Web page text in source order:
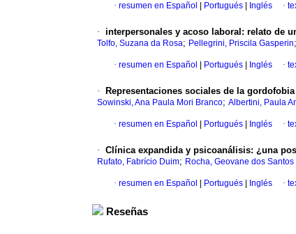
· resumen en Español Portugués Inglés ·
· interpersonales y acoso laboral: relato de
Tolfo, Suzana da Rosa; Pellegrini, Priscila Gasperin;
· resumen en Español Portugués Inglés ·
· Representaciones sociales de la
Sowinski, Ana Paula Mori Branco; Albertini, Paula
· resumen en Español Portugués Inglés ·
· Clínica expandida y psicoanálisis: ¿una
Rufato, Fabrício Duim; Rocha, Geovane dos Santos
· resumen en Español Portugués Inglés ·
Reseñas